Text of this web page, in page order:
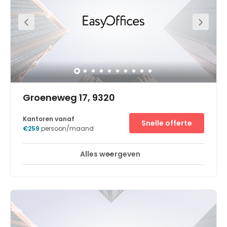
many stores to explore outside of work. Just a short drive
away, you can reach the stunning Castle Battenbroek.
Groeneweg 17, 9320
24-uurs bewaking met CCTV Lift
Groeneweg in Aalst is ideaal gelegen; dichtbij grote
commerciële kernpunten. Daardoor bent u omgeven
handel tot productie en meer. Tegelijkertijd bevindt u zich
Kantoren vanaf
€259 persoon/maand
Snelle offerte
Alles weergeven